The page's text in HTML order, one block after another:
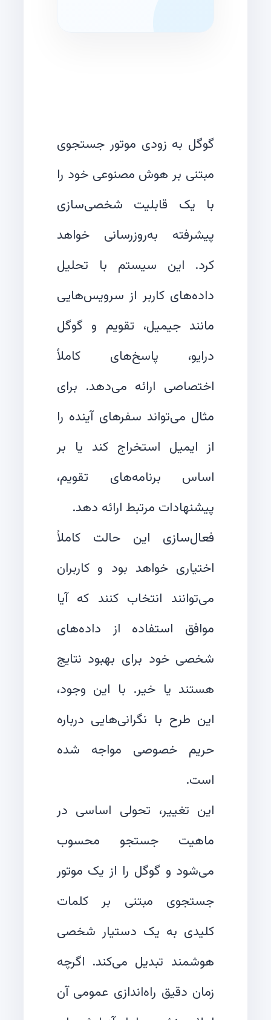
گوگل به زودی موتور جستجوی
مبتنی بر هوش مصنوعی خود را
با یک قابلیت شخصی‌سازی
پیشرفته به‌روزرسانی خواهد
کرد. این سیستم با تحلیل
داده‌های کاربر از سرویس‌هایی
مانند جیمیل، تقویم و گوگل
درایو، پاسخ‌های کاملاً
اختصاصی ارائه می‌دهد. برای
مثال می‌تواند سفرهای آینده را
از ایمیل استخراج کند یا بر
اساس برنامه‌های تقویم،
فعال‌سازی این حالت کاملاً
اختیاری خواهد بود و کاربران
می‌توانند انتخاب کنند که آیا
موافق استفاده از داده‌های
شخصی خود برای بهبود نتایج
هستند یا خیر. با این وجود،
این طرح با نگرانی‌هایی درباره
حریم خصوصی مواجه شده
این تغییر، تحولی اساسی در
ماهیت جستجو محسوب
می‌شود و گوگل را از یک موتور
جستجوی مبتنی بر کلمات
کلیدی به یک دستیار شخصی
هوشمند تبدیل می‌کند. اگرچه
زمان دقیق راه‌اندازی عمومی آن